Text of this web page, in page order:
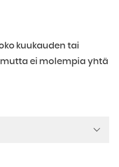
kuukauden tai
ei molempia yhtä